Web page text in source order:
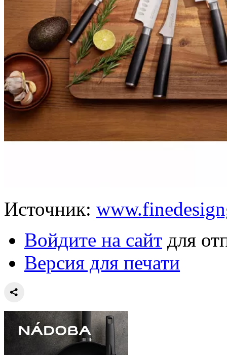
Источник:
Войдите на сайт для
Версия для печати